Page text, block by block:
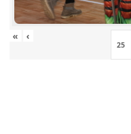
« ‹